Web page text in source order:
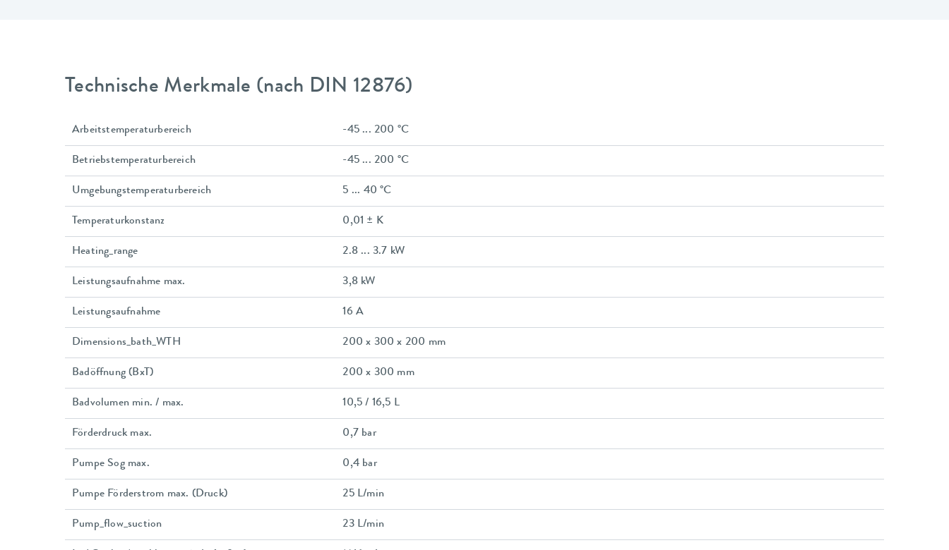
Technische Merkmale (nach DIN 12876)
Arbeitstemperaturbereich -45 ... 200 °C
Betriebstemperaturbereich -45 ... 200 °C
Umgebungstemperaturbereich 5 ... 40 °C
Temperaturkonstanz 0,01 ± K
Heating_range 2.8 ... 3.7 kW
Leistungsaufnahme max. 3,8 kW
Leistungsaufnahme 16 A
Dimensions_bath_WTH 200 x 300 x 200 mm
Badöffnung (BxT) 200 x 300 mm
Badvolumen min. / max. 10,5 / 16,5 L
Förderdruck max. 0,7 bar
Pumpe Sog max. 0,4 bar
Pumpe Förderstrom max. (Druck) 25 L/min
Pump_flow_suction 23 L/min